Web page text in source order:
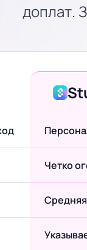
доплат.
Четко